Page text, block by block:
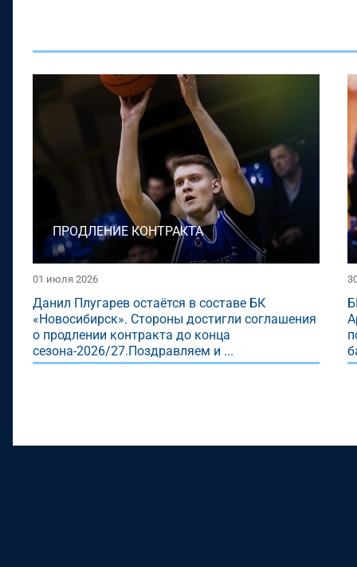
ПРОДЛЕНИЕ КОНТРАКТА
01 июля 2026
Данил Плугарев остаётся в составе БК
«Новосибирск». Стороны достигли соглашения
о продлении контракта до конца
сезона-2026/27.Поздравляем и ...